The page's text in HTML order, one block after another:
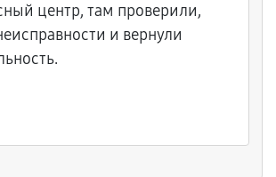
центр, там проверили,
и вернули